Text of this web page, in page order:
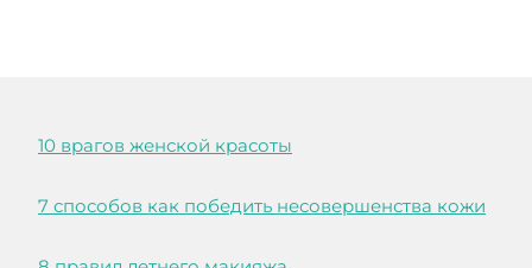
10 врагов женской красоты
7 способов как победить несовершенства кожи